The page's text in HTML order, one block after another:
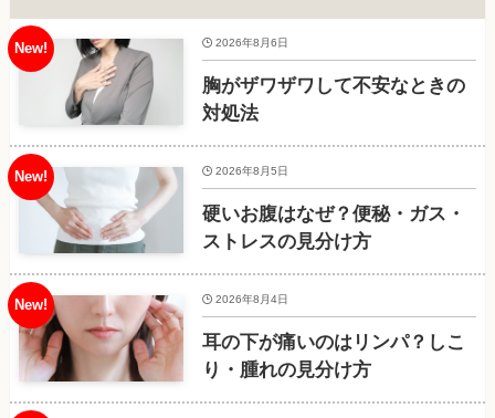
胸がザワザワして不安なときの
対処法
2026年8月6日
硬いお腹はなぜ？便秘・ガス・
ストレスの見分け方
2026年8月5日
耳の下が痛いのはリンパ？しこ
り・腫れの見分け方
2026年8月4日